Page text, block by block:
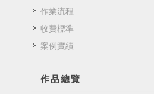
作業流程
收費標準
案例實績
作品總覽